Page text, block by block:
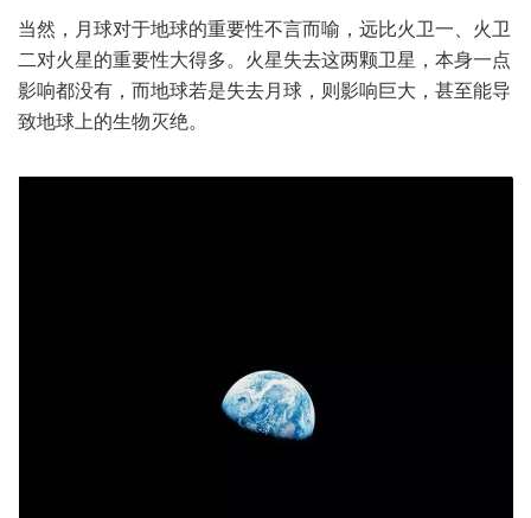
当然，月球对于地球的重要性不言而喻，远比火卫一、火卫
二对火星的重要性大得多。火星失去这两颗卫星，本身一点
影响都没有，而地球若是失去月球，则影响巨大，甚至能导
致地球上的生物灭绝。